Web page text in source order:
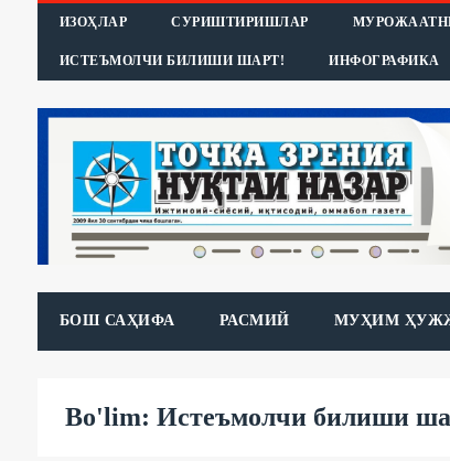
ИЗОҲЛАР СУРИШТИРИШЛАР
ИСТЕЪМОЛЧИ БИЛИШИ ШАРТ! ИНФОГРАФИКА
БОШ САҲИФА РАСМИЙ МУҲИМ
Bo'lim: Истеъмолчи билиши